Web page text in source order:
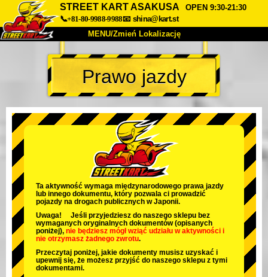
STREET KART ASAKUSA
OPEN 9:30-21:30
📞+81-80-9988-9988📧 shina@kart.st
MENU/Zmień Lokalizację
TOP
O nas Specyfikacja Cena
Firma Rezerwacja
Zmień Lokalizację
Tokyo Shinagawa
Tokyo Akihabara#2
Tokyo Shibuya Annex
Tokyo Asakusa Osaka
Okinawa
Prawo jazdy
Ta aktywność wymaga międzynarodowego prawa jazdy
lub innego dokumentu, który pozwala ci prowadzić
pojazdy na drogach publicznych w Japonii.
Uwaga! Jeśli przyjedziesz do naszego sklepu bez
wymaganych oryginalnych dokumentów (opisanych
poniżej), nie będziesz mógł wziąć udziału w aktywności i
nie otrzymasz żadnego zwrotu.
Przeczytaj poniżej, jakie dokumenty musisz uzyskać i
upewnij się, że możesz przyjść do naszego sklepu z tymi
dokumentami.